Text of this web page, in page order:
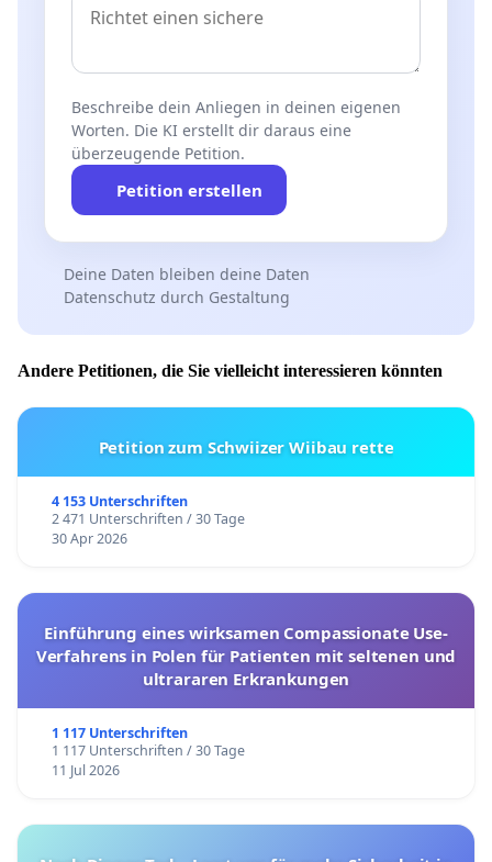
Beschreibe dein Anliegen in deinen eigenen
Worten. Die KI erstellt dir daraus eine
überzeugende Petition.
Petition erstellen
Deine Daten bleiben deine Daten
Datenschutz durch Gestaltung
Andere Petitionen, die Sie vielleicht interessieren könnten
Petition zum Schwiizer Wiibau rette
4 153 Unterschriften
2 471 Unterschriften / 30 Tage
30 Apr 2026
Einführung eines wirksamen Compassionate Use-
Verfahrens in Polen für Patienten mit seltenen und
ultrararen Erkrankungen
1 117 Unterschriften
1 117 Unterschriften / 30 Tage
11 Jul 2026